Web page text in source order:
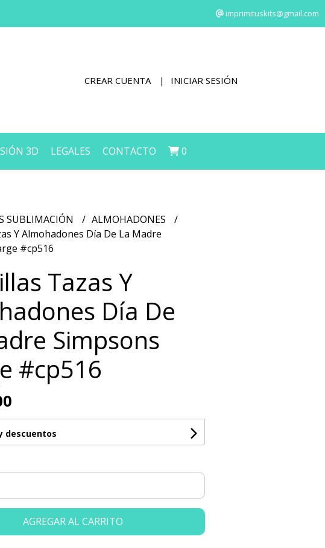
imprimituskits@gmail.com
CREAR CUENTA INICIAR SESIÓN
3D LEGALES CONTACTO 0
SUBLIMACIÓN
ALMOHADONES
Y Almohadones Día De La Madre
#cp516
Tazas Y
Día De
Simpsons
#cp516
descuentos
AGREGAR AL CARRITO